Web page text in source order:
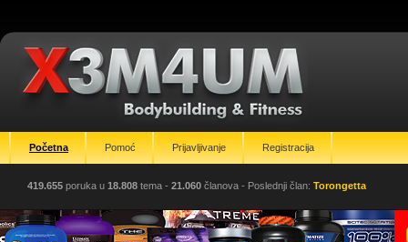
Početna Pomoć Prijavljivanje Registracija
419.655 poruka u 18.808 tema - 21.060 članova - Poslednji član: Torongetta